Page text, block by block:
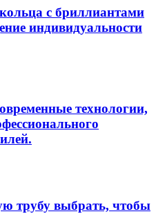
с бриллиантами
индивидуальности
технологии,
трубу выбрать, чтобы